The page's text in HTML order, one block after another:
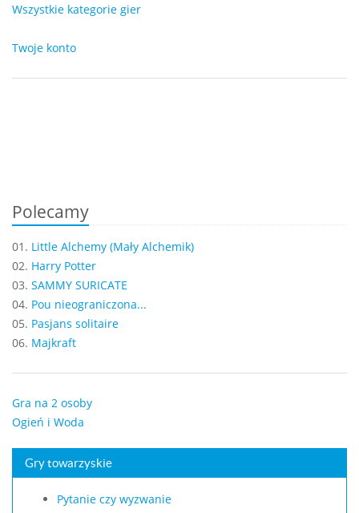
Wszystkie kategorie gier
Twoje konto
Polecamy
01. Little Alchemy (Mały Alchemik)
02. Harry Potter
03. SAMMY SURICATE
04. Pou nieograniczona...
05. Pasjans solitaire
06. Majkraft
Gra na 2 osoby
Ogień i Woda
Gry towarzyskie
Pytanie czy wyzwanie